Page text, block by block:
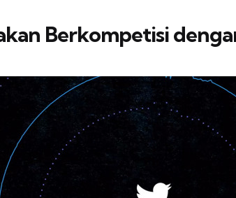
Berkompetisi